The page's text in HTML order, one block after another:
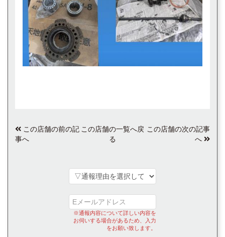
この店舗の前の記
事へ
この店舗の一覧へ戻
る
この店舗の次の記事
へ
※通報内容について詳しい内容を
お伺いする場合があるため、入力
をお願い致します。